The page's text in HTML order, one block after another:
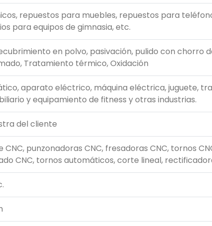
repuestos para muebles, repuestos para
para equipos de gimnasia, etc.
en polvo, pasivación, pulido con chorro
Tratamiento térmico, Oxidación
aparato eléctrico, máquina eléctrica, juguete,
y equipamiento de fitness y otras industrias.
del cliente
punzonadoras CNC, fresadoras CNC, tornos
CNC, tornos automáticos, corte lineal,